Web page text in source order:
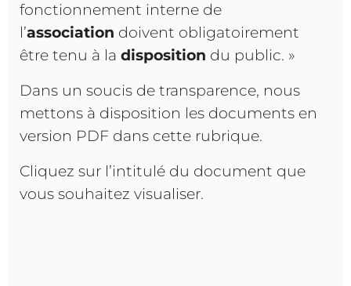
fonctionnement interne de
l’association doivent obligatoirement
être tenu à la disposition du public. »
Dans un soucis de transparence, nous
mettons à disposition les documents en
version PDF dans cette rubrique.
Cliquez sur l’intitulé du document que
vous souhaitez visualiser.